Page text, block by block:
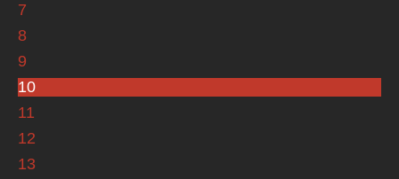
7
8
9
10
11
12
13